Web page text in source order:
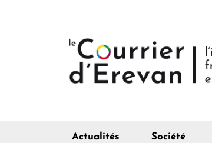
Actualités Société